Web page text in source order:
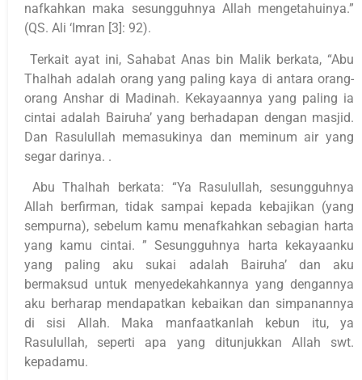
nafkahkan maka sesungguhnya Allah mengetahuinya.”
(QS. Ali ‘Imran [3]: 92).
Terkait ayat ini, Sahabat Anas bin Malik berkata, “Abu
Thalhah adalah orang yang paling kaya di antara orang-
orang Anshar di Madinah. Kekayaannya yang paling ia
cintai adalah Bairuha’ yang berhadapan dengan masjid.
Dan Rasulullah memasukinya dan meminum air yang
segar darinya. .
Abu Thalhah berkata: “Ya Rasulullah, sesungguhnya
Allah berfirman, tidak sampai kepada kebajikan (yang
sempurna), sebelum kamu menafkahkan sebagian harta
yang kamu cintai. ” Sesungguhnya harta kekayaanku
yang paling aku sukai adalah Bairuha’ dan aku
bermaksud untuk menyedekahkannya yang dengannya
aku berharap mendapatkan kebaikan dan simpanannya
di sisi Allah. Maka manfaatkanlah kebun itu, ya
Rasulullah, seperti apa yang ditunjukkan Allah swt.
kepadamu.